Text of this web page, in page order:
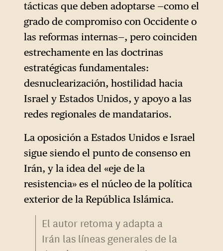
tácticas que deben adoptarse —como el
grado de compromiso con Occidente o
las reformas internas—, pero coinciden
estrechamente en las doctrinas
estratégicas fundamentales:
desnuclearización, hostilidad hacia
Israel y Estados Unidos, y apoyo a las
redes regionales de mandatarios.
La oposición a Estados Unidos e Israel
sigue siendo el punto de consenso en
Irán, y la idea del «eje de la
resistencia» es el núcleo de la política
exterior de la República Islámica.
El autor retoma y adapta a
Irán las líneas generales de la